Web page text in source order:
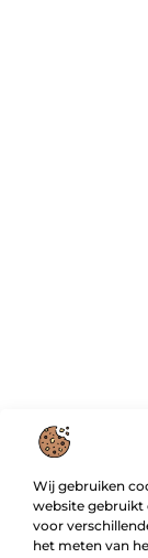
Wij gebruiken
website gebruikt
voor
het meten van